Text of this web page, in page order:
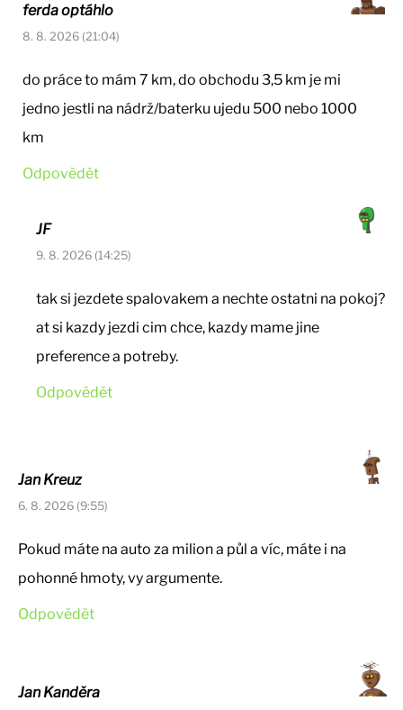
ferda optáhlo
8. 8. 2026 (21:04)
do práce to mám 7 km, do obchodu 3,5 km je mi
jedno jestli na nádrž/baterku ujedu 500 nebo 1000
km
Odpovědět
JF
9. 8. 2026 (14:25)
tak si jezdete spalovakem a nechte ostatni na pokoj?
at si kazdy jezdi cim chce, kazdy mame jine
preference a potreby.
Odpovědět
Jan Kreuz
6. 8. 2026 (9:55)
Pokud máte na auto za milion a půl a víc, máte i na
pohonné hmoty, vy argumente.
Odpovědět
Jan Kanděra